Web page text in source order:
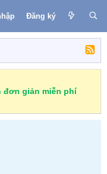
Đăng ký
đơn giản miễn phí